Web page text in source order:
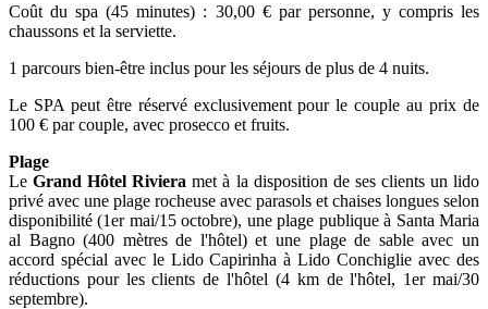
Coût du spa (45 minutes) : 30,00 € par personne, y compris les
chaussons et la serviette.
1 parcours bien-être inclus pour les séjours de plus de 4 nuits.
Le SPA peut être réservé exclusivement pour le couple au prix de
100 € par couple, avec prosecco et fruits.
Plage
LeGrand Hôtel Riviera met à la disposition de ses clients un lido
privé avec une plage rocheuse avec parasols et chaises longues selon
disponibilité (1er mai/15 octobre), une plage publique à Santa Maria
al Bagno (400 mètres de l'hôtel) et une plage de sable avec un
accord spécial avec le Lido Capirinha à Lido Conchiglie avec des
réductions pour les clients de l'hôtel (4 km de l'hôtel, 1er mai/30
septembre).